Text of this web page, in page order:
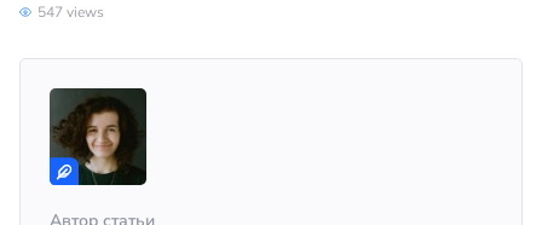
547 views